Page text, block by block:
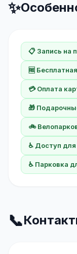
✨
📋 Запись на
🆓
💳 Оплата
🎁
🚲
♿ Доступ
♿ Парковка
📞